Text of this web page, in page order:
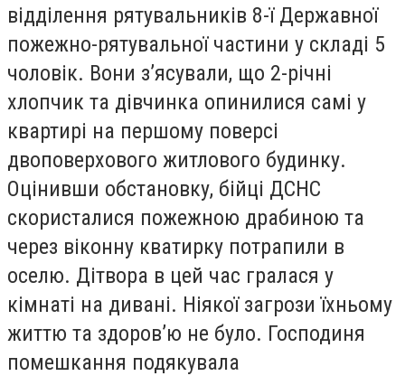
відділення рятувальників 8-ї Державної
пожежно-рятувальної частини у складі 5
чоловік. Вони з’ясували, що 2-річні
хлопчик та дівчинка опинилися самі у
квартирі на першому поверсі
двоповерхового житлового будинку.
Оцінивши обстановку, бійці ДСНС
скористалися пожежною драбиною та
через віконну кватирку потрапили в
оселю. Дітвора в цей час гралася у
кімнаті на дивані. Ніякої загрози їхньому
життю та здоров’ю не було. Господиня
помешкання подякувала